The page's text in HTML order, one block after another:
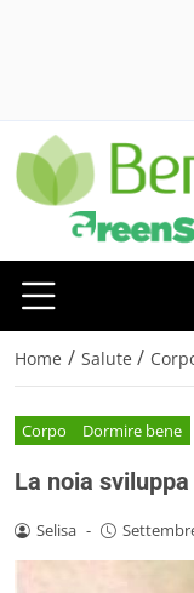
Home / Salute /
Corpo Dormire bene
La noia
Selisa -